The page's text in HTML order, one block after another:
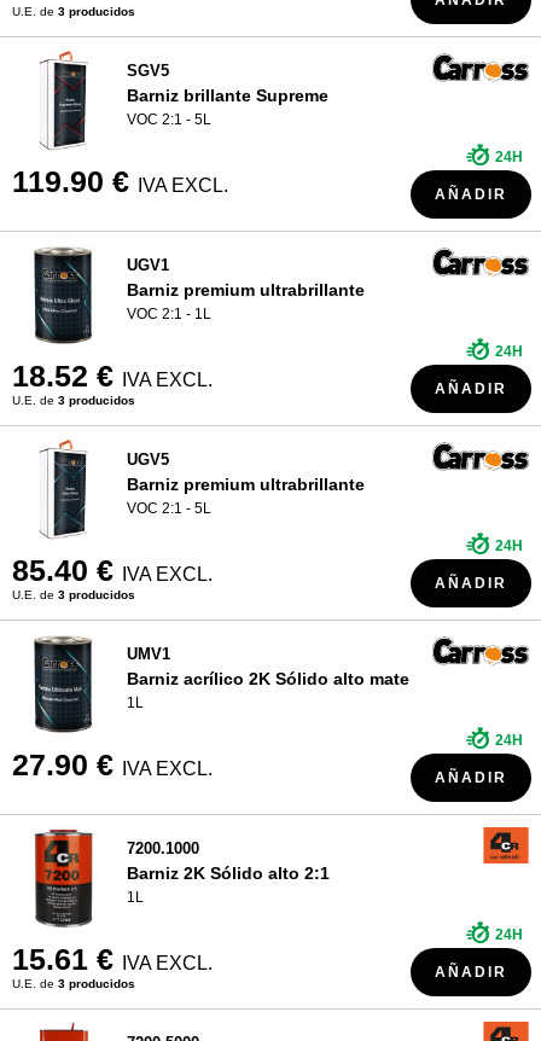
U.E. de 3 producidos
SGV5
Barniz brillante Supreme
VOC 2:1 - 5L
119.90 € IVA EXCL.
24H
AÑADIR
UGV1
Barniz premium ultrabrillante
VOC 2:1 - 1L
18.52 € IVA EXCL.
U.E. de 3 producidos
24H
AÑADIR
UGV5
Barniz premium ultrabrillante
VOC 2:1 - 5L
85.40 € IVA EXCL.
U.E. de 3 producidos
24H
AÑADIR
UMV1
Barniz acrílico 2K Sólido alto mate
1L
27.90 € IVA EXCL.
24H
AÑADIR
7200.1000
Barniz 2K Sólido alto 2:1
1L
15.61 € IVA EXCL.
U.E. de 3 producidos
24H
AÑADIR